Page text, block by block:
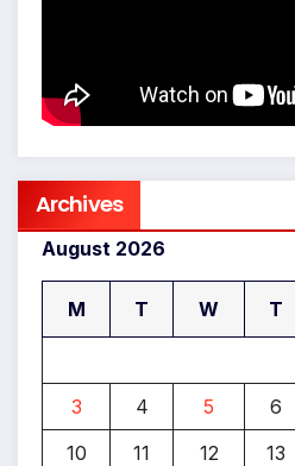
Archives
August 2026
M T W T
3
4 5 6
10
11 12 13